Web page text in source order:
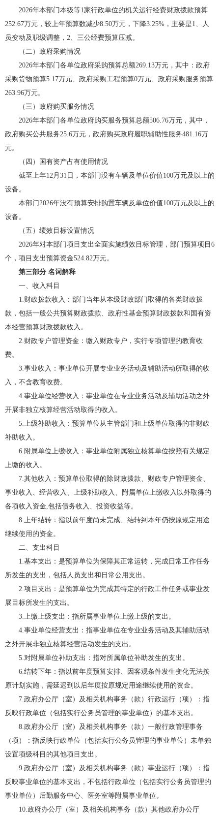
2026年本部门本级等1家行政单位的机关运行经费财政拨款预算
252.67万元，较上年预算数减少8.50万元，下降3.25%，主要是1、人
员变动及职级调整，2、三公经费预算压减。
（二）政府采购情况
2026年本部门各单位政府采购预算总额269.13万元，其中：政府
采购货物预算5.17万元、政府采购工程预算0万元、政府采购服务预算
263.96万元。
（三）政府购买服务情况
2026年本部门各单位政府购买服务预算总额506.76万元，其中，
政府购买公共服务25.6万元，政府购买政府履职辅助性服务481.16万
元。
（四）国有资产占有使用情况
截至上年12月31日，本部门没有车辆及单位价值100万元及以上的
设备。
本部门2026年没有预算安排购置车辆及单位价值100万元及以上的
设备。
（五）绩效目标设置情况
2026年对本部门项目支出全面实施绩效目标管理，部门预算项目6
个，项目支出预算资金524.82万元。
第三部分 名词解释
一、收入科目
1.财政拨款收入：部门当年从本级财政部门取得的各类财政拨
款，包括一般公共预算财政拨款、政府性基金预算财政拨款和国有资
本经营预算财政拨款收入。
2.财政专户管理资金：缴入财政专户，实行专项管理的教育收
费。
3.事业收入：事业单位开展专业业务活动及辅助活动所取得的收
入，不含教育收费。
4.事业单位经营收入：事业单位在专业业务活动及辅助活动之外
开展非独立核算经营活动取得的收入。
5.上级补助收入：预算单位从主管部门和上级单位取得的非财政
补助收入。
6.附属单位上缴收入：事业单位附属独立核算单位按照有关规定
上缴的收入。
7.其他收入：预算单位取得的除财政拨款、财政专户管理资金、
事业收入、经营收入、上级补助收入、附属单位上缴收入以外取得的
各项收入资金,包括债务收入、投资收益等。
8.上年结转：指以前年度尚未完成、结转到本年仍按原规定用途
继续使用的资金。
二、支出科目
1.基本支出：是预算单位为保障其正常运转，完成日常工作任务
所发生的支出，包括人员支出和日常公用支出。
2.项目支出：是预算单位为完成其特定的行政工作任务或事业发
展目标所发生的支出。
3.上缴上级支出：指所属事业单位上缴上级的支出。
4.事业单位经营支出：指事业单位在专业业务活动及其辅助活动
之外开展非独立核算经营活动发生的支出。
5.对附属单位补助支出：指对所属单位补助发生的支出。
6.结转下年：指以前年度预算安排、因客观条件发生变化无法按
原计划实施，需延迟到以后年度按原规定用途继续使用的资金。
7.政府办公厅（室）及相关机构事务（款）行政运行（项）：指
反映行政单位（包括实行公务员管理的事业单位）的基本支出。
8.政府办公厅（室）及相关机构事务（款）一般行政管理事务
（项）：指反映行政单位（包括实行公务员管理的事业单位）未单独
设置项级科目的其他项目支出。
9.政府办公厅（室）及相关机构事务（款）事业运行（项）：指
反映事业单位的基本支出，不包括行政单位（包括实行公务员管理的
事业单位）后勤服务中心、医务室等附属事业单位。
10.政府办公厅（室）及相关机构事务（款）其他政府办公厅